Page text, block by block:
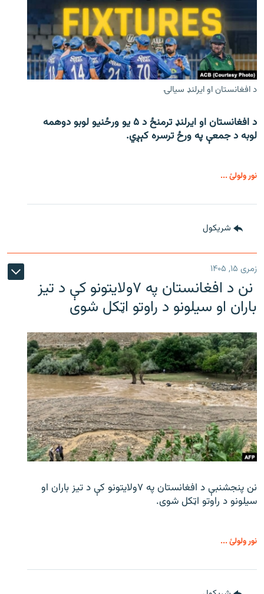
د افغانستان او ایرلنډ سیالۍ
د افغانستان او ایرلنډ ترمنځ د ۵ یو ورځنیو لوبو دوهمه
لوبه د جمعې په ورځ ترسره کېږي.
نور ولولئ ...
شريکول
زمری ۱۵, ۱۴۰۵
نن د افغانستان په ۷ولایتونو کې د تیز
باران او سیلونو د راوتو اټکل شوی
نن پنجشنبې د افغانستان په ۷ولایتونو کې د تیز باران او
سیلونو د راوتو اټکل شوی.
نور ولولئ ...